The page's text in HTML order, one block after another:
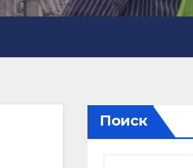
Поиск